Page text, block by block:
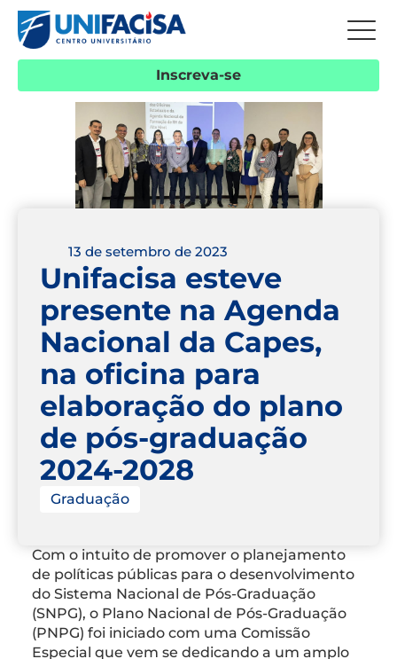
Inscreva-se
13 de setembro de 2023
Unifacisa esteve
presente na Agenda
Nacional da Capes,
na oficina para
elaboração do plano
de pós-graduação
2024-2028
Graduação
Com o intuito de promover o planejamento
de políticas públicas para o desenvolvimento
do Sistema Nacional de Pós-Graduação
(SNPG), o Plano Nacional de Pós-Graduação
(PNPG) foi iniciado com uma Comissão
Especial que vem se dedicando a um amplo